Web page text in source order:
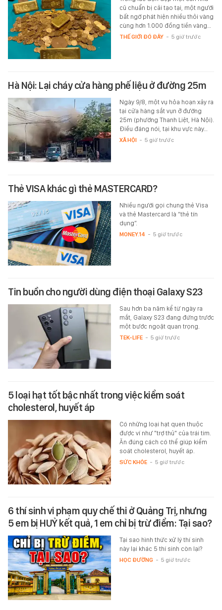
cũ chuẩn bị cải tạo tại, một người
bất ngờ phát hiện nhiều thỏi vàng
cùng hơn 1.000 đồng tiền vàng…
THẾ GIỚI ĐÓ ĐÂY - 5 giờ trước
Hà Nội: Lại cháy cửa hàng phế liệu ở đường 25m
Ngày 9/8, một vụ hỏa hoạn xảy ra
tại cửa hàng sắt vụn ở đường
25m (phường Thanh Liệt, Hà Nội).
Điều đáng nói, tại khu vực này…
XÃ HỘI - 5 giờ trước
Thẻ VISA khác gì thẻ MASTERCARD?
Nhiều người gọi chung thẻ Visa
và thẻ Mastercard là “thẻ tín
dụng”.
MONEY.14 - 5 giờ trước
Tin buồn cho người dùng điện thoại Galaxy S23
Sau hơn ba năm kể từ ngày ra
mắt, Galaxy S23 đang đứng trước
một bước ngoặt quan trọng.
TEK-LIFE - 5 giờ trước
5 loại hạt tốt bậc nhất trong việc kiểm soát
cholesterol, huyết áp
Có những loại hạt quen thuộc
được ví như "trợ thủ" của trái tim.
Ăn đúng cách có thể giúp kiểm
soát cholesterol, huyết áp.
SỨC KHỎE - 5 giờ trước
6 thí sinh vi phạm quy chế thi ở Quảng Trị, nhưng
5 em bị HUỶ kết quả, 1 em chỉ bị trừ điểm: Tại sao?
Tại sao hình thức xử lý thí sinh
này lại khác 5 thí sinh còn lại?
HỌC ĐƯỜNG - 5 giờ trước